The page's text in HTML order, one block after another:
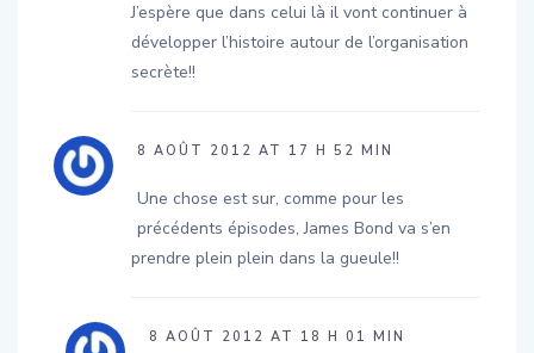
J’espère que dans celui là il vont continuer à
développer l’histoire autour de l’organisation
secrète!!
8 AOÛT 2012 AT 17 H 52 MIN
Une chose est sur, comme pour les
précédents épisodes, James Bond va s’en
prendre plein plein dans la gueule!!
8 AOÛT 2012 AT 18 H 01 MIN